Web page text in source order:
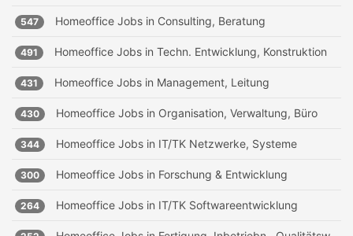
547 Homeoffice Jobs in Consulting, Beratung
491 Homeoffice Jobs in Techn. Entwicklung, Konstruktion
431 Homeoffice Jobs in Management, Leitung
430 Homeoffice Jobs in Organisation, Verwaltung, Büro
344 Homeoffice Jobs in IT/TK Netzwerke, Systeme
300 Homeoffice Jobs in Forschung & Entwicklung
264 Homeoffice Jobs in IT/TK Softwareentwicklung